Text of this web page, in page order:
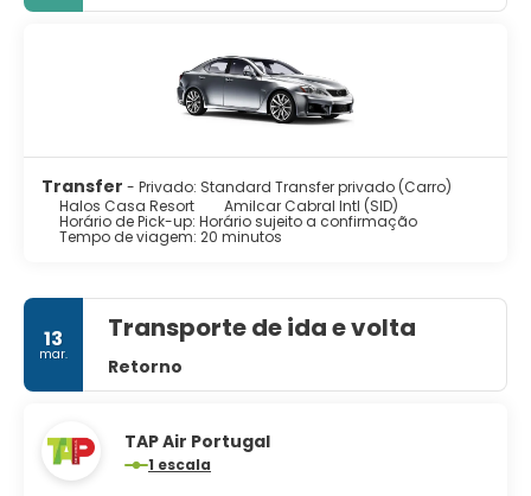
enquanto o 'Cheers Bar' e o 'Boa Vida Cafe' oferecem
uma seleção de bebidas nacionais e internacionais.
Transfer - Privado: Standard Transfer privado (Carro)
Halos Casa Resort
Amilcar Cabral Intl (SID)
Horário de Pick-up: Horário sujeito a confirmação
Tempo de viagem: 20 minutos
13
mar.
Transporte de ida e volta
Retorno
TAP Air Portugal
1 escala